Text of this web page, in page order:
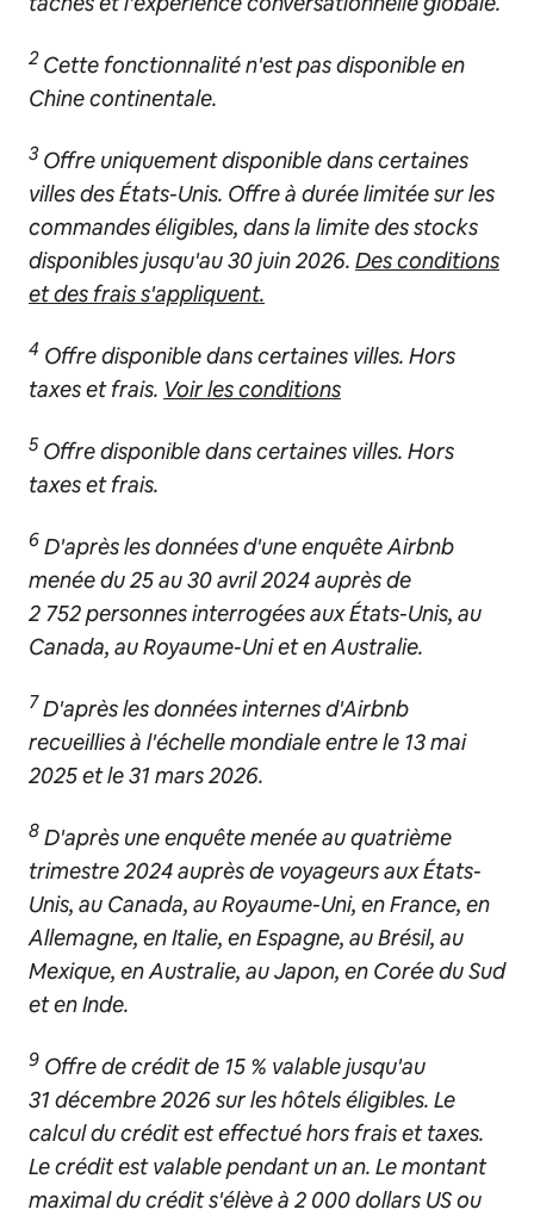
2 Cette fonctionnalité n'est pas disponible en
Chine continentale.
3 Offre uniquement disponible dans certaines
villes des États-Unis. Offre à durée limitée sur les
commandes éligibles, dans la limite des stocks
disponibles jusqu'au 30 juin 2026. Des conditions
et des frais s'appliquent.
4 Offre disponible dans certaines villes. Hors
taxes et frais. Voir les conditions
5 Offre disponible dans certaines villes. Hors
taxes et frais.
6 D'après les données d'une enquête Airbnb
menée du 25 au 30 avril 2024 auprès de
2 752 personnes interrogées aux États-Unis, au
Canada, au Royaume-Uni et en Australie.
7 D'après les données internes d'Airbnb
recueillies à l'échelle mondiale entre le 13 mai
2025 et le 31 mars 2026.
8 D'après une enquête menée au quatrième
trimestre 2024 auprès de voyageurs aux États-
Unis, au Canada, au Royaume-Uni, en France, en
Allemagne, en Italie, en Espagne, au Brésil, au
Mexique, en Australie, au Japon, en Corée du Sud
et en Inde.
9 Offre de crédit de 15 % valable jusqu'au
31 décembre 2026 sur les hôtels éligibles. Le
calcul du crédit est effectué hors frais et taxes.
Le crédit est valable pendant un an. Le montant
maximal du crédit s'élève à 2 000 dollars US ou